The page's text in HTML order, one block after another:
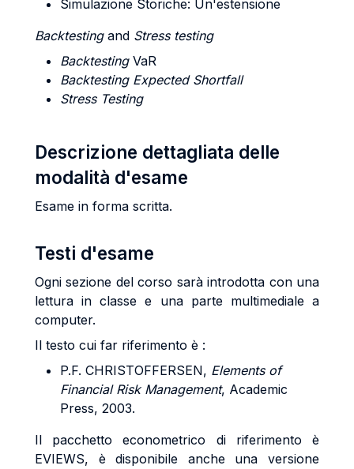
Simulazione Storiche: Un'estensione
Backtestingand Stress testing
BacktestingVaR
Backtesting Expected Shortfall
Stress Testing
Descrizione dettagliata delle
modalità d'esame
Esame in forma scritta.
Testi d'esame
Ogni sezione del corso sarà introdotta con una
lettura in classe e una parte multimediale a
computer.
Il testo cui far riferimento è :
P.F. CHRISTOFFERSEN, Elements of
Financial Risk Management, Academic
Press, 2003.
Il pacchetto econometrico di riferimento è
EVIEWS, è disponibile anche una versione